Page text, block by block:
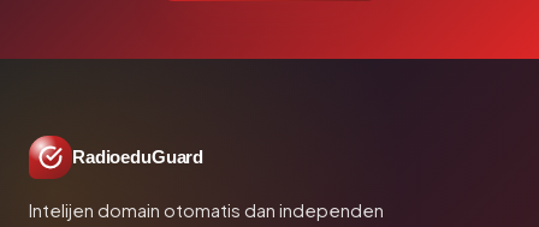
RadioeduGuard
Intelijen domain otomatis dan independen